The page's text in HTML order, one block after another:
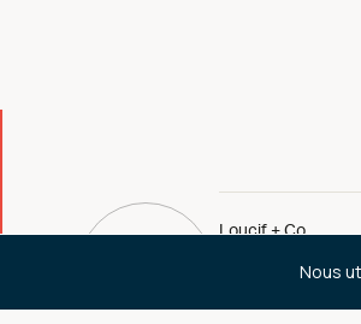
Loucif + Co
Nous